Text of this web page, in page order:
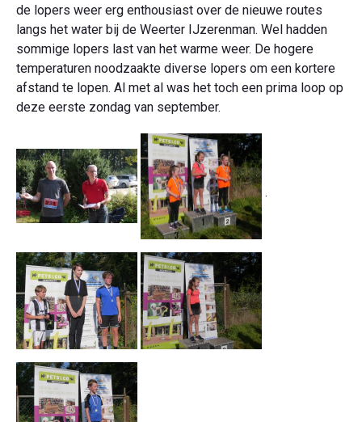
de lopers weer erg enthousiast over de nieuwe routes
langs het water bij de Weerter IJzerenman. Wel hadden
sommige lopers last van het warme weer. De hogere
temperaturen noodzaakte diverse lopers om een kortere
afstand te lopen. Al met al was het toch een prima loop op
deze eerste zondag van september.
.